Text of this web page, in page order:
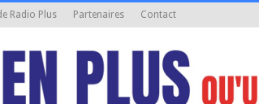
Radio Plus Partenaires Contact